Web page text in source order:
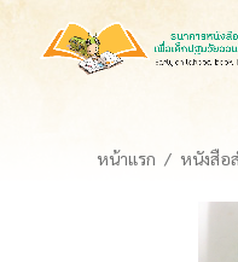
หน้าแรก หนังสือ